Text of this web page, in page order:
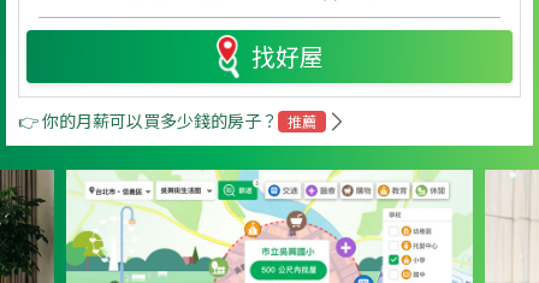
找好屋
👉 你的月薪可以買多少錢的房子？ 推薦